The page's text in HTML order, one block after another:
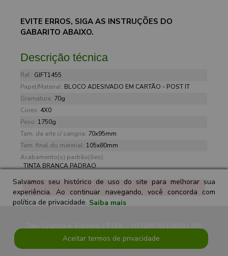
EVITE ERROS, SIGA AS INSTRUÇÕES DO
GABARITO ABAIXO.
Descrição técnica
Ref.: GIFT1455
Papel/Material: BLOCO ADESIVADO EM CARTÃO - POST IT
Gramatura: 70g
Cores: 4X0
Peso: 1750g
Tam. da arte c/ sangria: 70x95mm
Tam. final do material: 105x80mm
Acabamento(s) padrão(ões):
TINTA BRANCA PADRAO
Comprar
Zap Gráfica e Editora LTDA - 10.588.201/0001-05
Salvamos seu histórico de uso do site para melhorar sua
experiência. Ao continuar navegando, você concorda com
política de privacidade. Saiba mais
Aceitar termos de privacidade